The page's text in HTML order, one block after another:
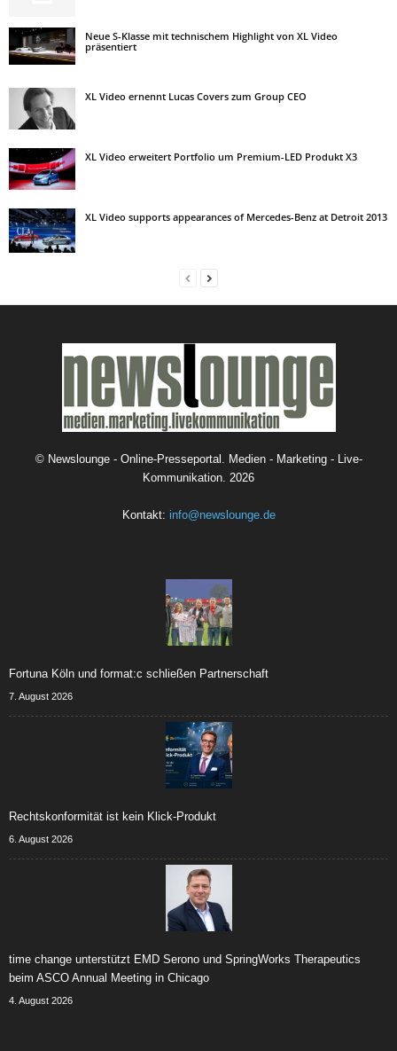
Neue S-Klasse mit technischem Highlight von XL Video
präsentiert
XL Video ernennt Lucas Covers zum Group CEO
XL Video erweitert Portfolio um Premium-LED Produkt X3
XL Video supports appearances of Mercedes-Benz at Detroit 2013
© Newslounge - Online-Presseportal. Medien - Marketing - Live-
Kommunikation. 2026
Kontakt: info@newslounge.de
Fortuna Köln und format:c schließen Partnerschaft
7. August 2026
Rechtskonformität ist kein Klick-Produkt
6. August 2026
time change unterstützt EMD Serono und SpringWorks Therapeutics
beim ASCO Annual Meeting in Chicago
4. August 2026